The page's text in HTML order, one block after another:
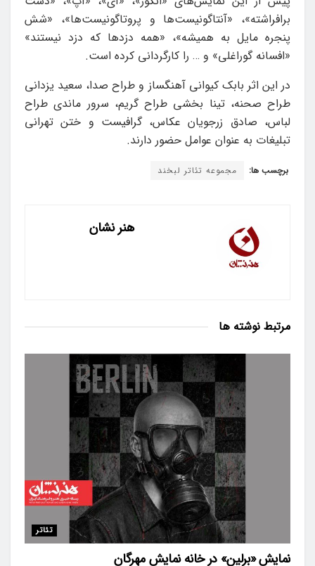
برافراشته»، «آنتاگونیست‌ها و پروتاگونیست‌ها»، «شش
پنجره مایل به همیشه»، «همه‌ دزدها که دزد نیستند»
«افسانه‌ گوراغلی» و … را کارگردانی کرده است.
در این اثر بابک کیوانی آهنگساز و طراح صدا، سعید یزدانی
طراح صحنه، تینا بخشی طراح گریم، سرور ماندی طراح
لباس، صادق زرجویان عکاس، گرافیست و ختن تهرانی
تبلیغات به عنوان عوامل حضور دارند.
برچسب ها: مجموعه تئاتر لبخند
هنر نشان
مرتبط نوشته ها
تئاتر
نمایش «برلین» در خانه نمایش مهرگان